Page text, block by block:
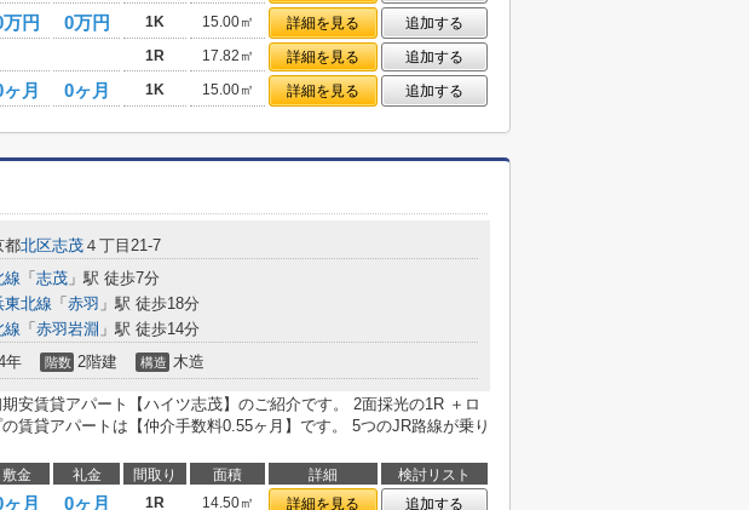
万円 0万円 1K 15.00㎡ 詳細を見る
追加する
1R 17.82㎡ 詳細を見る
追加する
月 0ヶ月 1K 15.00㎡ 詳細を見る 追加する
都北区志茂 ４丁目21-7
線 「 志茂 」駅 徒歩7分
東北線 「 赤羽 」駅 徒歩18分
線 「 赤羽岩淵 」駅 徒歩14分
年 階数 2階建 構造 木造
安賃貸アパート【ハイツ志茂】のご紹介です。 2面採光の1R ＋ロ
賃貸アパートは【仲介手数料0.55ヶ月】です。 5つのJR路線が乗り
敷金 礼金 間取り 面積 詳細
検討リスト
月 0ヶ月 1R 14.50㎡ 詳細を見る 追加する